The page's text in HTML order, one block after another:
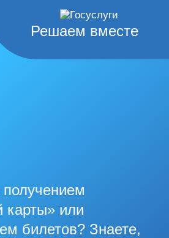
Решаем вместе
карты» или
билетов? Знаете,